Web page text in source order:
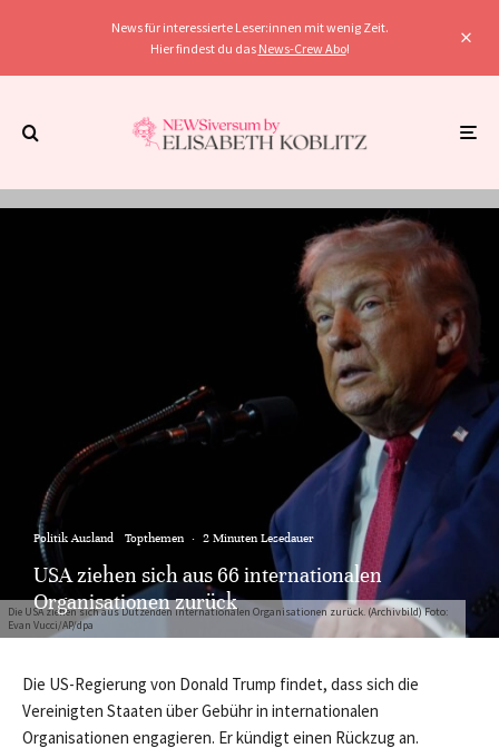
News für interessierte Leser:innen mit wenig Zeit.
Hier findest du das News-Crew Abo!
Die USA ziehen sich aus Dutzenden internationalen Organisationen zurück. (Archivbild) Foto:
Evan Vucci/AP/dpa
Politik Ausland Topthemen · 2 Minuten Lesedauer
USA ziehen sich aus 66 internationalen
Organisationen zurück
Die US-Regierung von Donald Trump findet, dass sich die
Vereinigten Staaten über Gebühr in internationalen
Organisationen engagieren. Er kündigt einen Rückzug an.